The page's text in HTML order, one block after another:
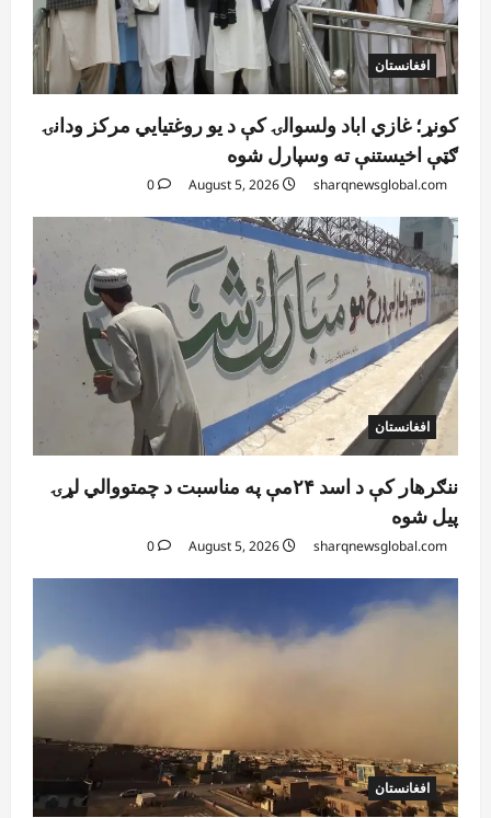
افغانستان
کونړ؛ غازي اباد ولسوالۍ کې د یو روغتیايي مرکز ودانۍ
ګټې اخیستنې ته وسپارل شوه
sharqnewsglobal.com
0
افغانستان
ننګرهار کې د اسد ۲۴مې په مناسبت د چمتووالي لړۍ
پیل شوه
sharqnewsglobal.com
0
افغانستان